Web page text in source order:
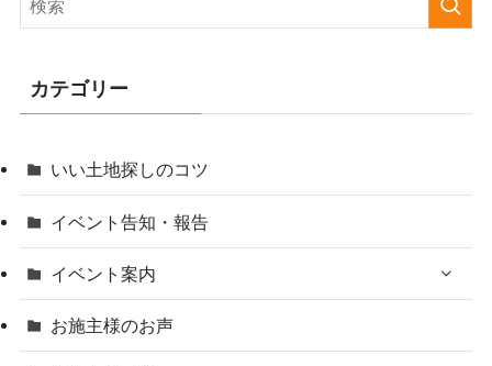
カテゴリー
いい土地探しのコツ
イベント告知・報告
イベント案内
お施主様のお声